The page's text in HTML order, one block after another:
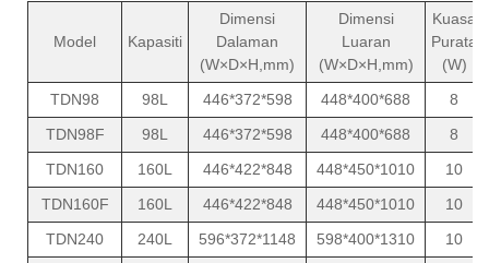
Model Kapasiti
Dimensi
Dalaman
(W×D×H,mm)
Dimensi
Luaran
(W×D×H,mm)
Kuasa
Purata
(W)
TDN98
98L 446*372*598 448*400*688
8
TDN98F
98L 446*372*598 448*400*688
8
TDN160
160L 446*422*848 448*450*1010
10
TDN160F
160L 446*422*848 448*450*1010
10
TDN240
240L 596*372*1148 598*400*1310
10